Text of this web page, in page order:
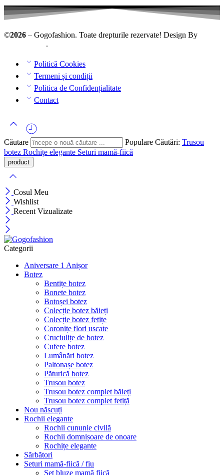
©2026 – Gogofashion. Toate drepturile rezervate! Design By
.
Politică Cookies
Termeni și condiții
Politica de Confidențialitate
Contact
Căutare Populare Căutări: Trusou
botez Rochițe elegante Seturi mamă-fiică
Cosul Meu
Wishlist
Recent Vizualizate
Categorii
Aniversare 1 Anișor
Botez
Bentițe botez
Bonete botez
Botoșei botez
Colecție botez băieți
Colecție botez fetițe
Coronițe flori uscate
Cruciulițe de botez
Cufere botez
Lumânări botez
Paltonașe botez
Păturică botez
Trusou botez
Trusou botez complet băieți
Trusou botez complet fetiță
Nou născuți
Rochii elegante
Rochii cununie civilă
Rochii domnișoare de onoare
Rochițe elegante
Sărbători
Seturi mamă-fiică / fiu
Set bluze mamă fiică